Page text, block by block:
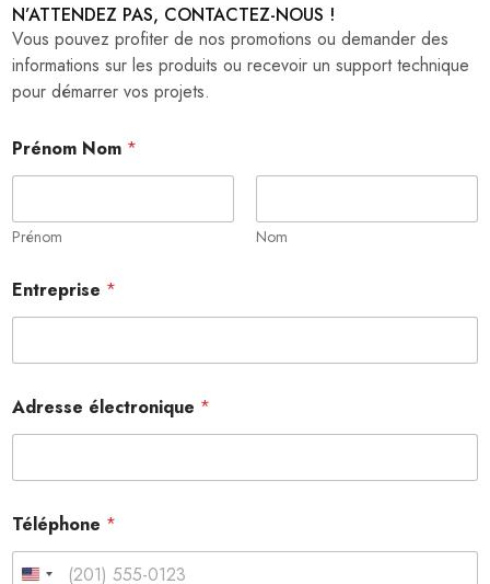
N’ATTENDEZ PAS, CONTACTEZ-NOUS !
Vous pouvez profiter de nos promotions ou demander des
informations sur les produits ou recevoir un support technique
pour démarrer vos projets.
Prénom Nom *
Prénom Nom
Entreprise *
Adresse électronique *
Téléphone *